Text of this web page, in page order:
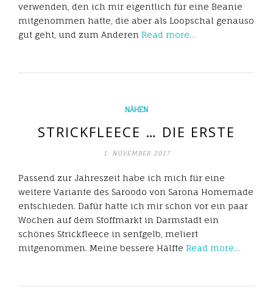
verwenden, den ich mir eigentlich für eine Beanie
mitgenommen hatte, die aber als Loopschal genauso
gut geht, und zum Anderen Read more…
NÄHEN
STRICKFLEECE … DIE ERSTE
1. NOVEMBER 2017
Passend zur Jahreszeit habe ich mich für eine
weitere Variante des Saroodo von Sarona Homemade
entschieden. Dafür hatte ich mir schon vor ein paar
Wochen auf dem Stoffmarkt in Darmstadt ein
schönes Strickfleece in senfgelb, meliert
mitgenommen. Meine bessere Hälfte Read more…